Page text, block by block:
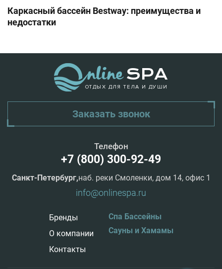
Каркасный бассейн Bestway: преимущества и
недостатки
ОТДЫХ ДЛЯ ТЕЛА И ДУШИ
Заказать звонок
Бренды
О компании
Контакты
Спа Бассейны
Сауны и Хамамы
Телефон
+7 (800) 300-92-49
Санкт-Петербург,наб. реки Смоленки, дом 14, офис 1
info@onlinespa.ru